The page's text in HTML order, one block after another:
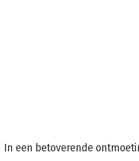
In een betoverende